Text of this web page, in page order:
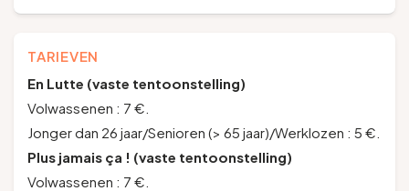
TARIEVEN
En Lutte (vaste tentoonstelling)
Volwassenen : 7 €.
Jonger dan 26 jaar/Senioren (> 65 jaar)/Werklozen : 5 €.
Plus jamais ça ! (vaste tentoonstelling)
Volwassenen : 7 €.